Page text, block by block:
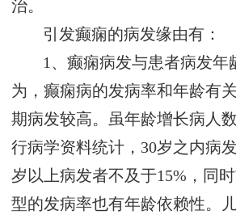
治。
引发癫痫的病发缘由有：
1、癫痫病发与患者病发年
为，癫痫病的发病率和年龄有
期病发较高。虽年龄增长病人
行病学资料统计，30岁之内病
岁以上病发者不及于15%，同
型的发病率也有年龄依赖性。